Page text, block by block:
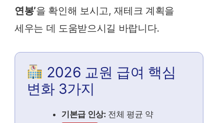
연봉’을 확인해 보시고, 재테크 계획을
세우는 데 도움받으시길 바랍니다.
2026 교원 급여 핵심
변화 3가지
기본급 인상: 전체 평균 약